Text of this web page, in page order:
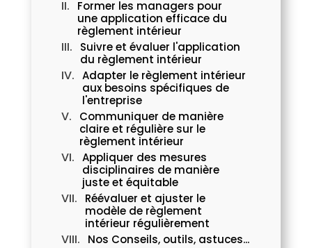
Former les managers pour
une application efficace du
règlement intérieur
Suivre et évaluer l'application
du règlement intérieur
Adapter le règlement intérieur
aux besoins spécifiques de
l'entreprise
Communiquer de manière
claire et régulière sur le
règlement intérieur
Appliquer des mesures
disciplinaires de manière
juste et équitable
Réévaluer et ajuster le
modèle de règlement
intérieur régulièrement
Nos Conseils, outils, astuces...